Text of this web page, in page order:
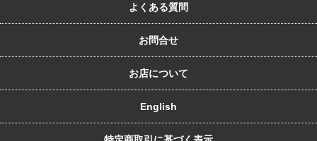
よくある質問
お問合せ
お店について
English